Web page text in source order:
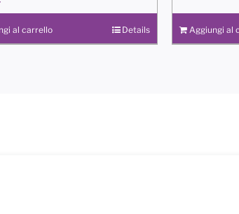
al carrello Details Aggiungi al